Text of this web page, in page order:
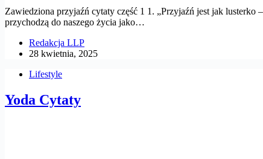
Zawiedziona przyjaźń cytaty część 1 1. „Przyjaźń jest jak
przychodzą do naszego życia jako…
Redakcja LLP
28 kwietnia, 2025
Lifestyle
Yoda Cytaty